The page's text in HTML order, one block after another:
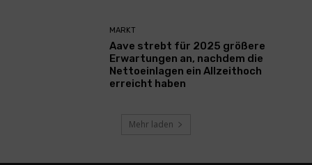
MARKT
Aave strebt für 2025 größere
Erwartungen an, nachdem die
Nettoeinlagen ein Allzeithoch
erreicht haben
Mehr laden